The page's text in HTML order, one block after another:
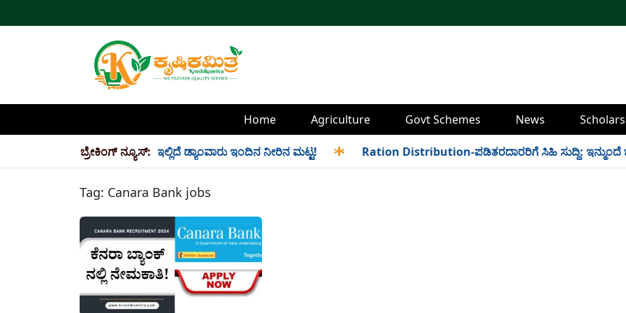
Home Agriculture Govt Schemes News
ಬ್ರೇಕಿಂಗ್ ನ್ಯೂಸ್:
34 TMC ನೀರು ಸಂಗ್ರಹ! ಇಲ್ಲಿದೆ ಡ್ಯಾಂವಾರು ಇಂದಿನ ನೀರಿನ ಮಟ್ಟ! Ration Distribution-ಪಡಿತರದಾರರಿಗೆ ಸಿಹಿ ಸುದ್ದಿ: ಇನ್ಮುಂದೆ
Tag: Canara Bank jobs